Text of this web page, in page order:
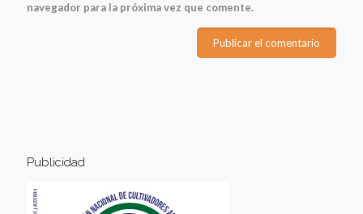
navegador para la próxima vez que comente.
Publicidad